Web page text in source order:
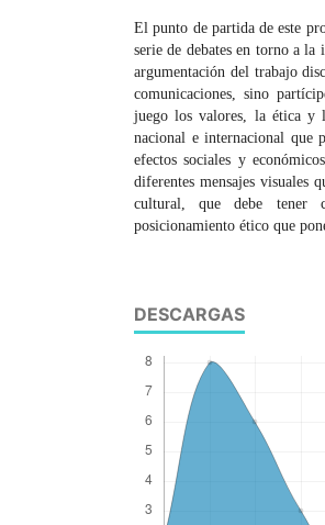
El punto de partida de este
serie de debates en torno a
argumentación del trabajo
comunicaciones, sino
juego los valores, la ética y
nacional e internacional que
efectos sociales y
diferentes mensajes visuales
cultural, que debe tener
posicionamiento ético que
DESCARGAS